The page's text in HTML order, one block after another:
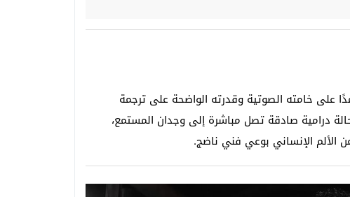
على خامته الصوتية وقدرته الواضحة على ترجمة
درامية صادقة تصل مباشرة إلى وجدان المستمع،
الألم الإنساني بوعي فني ناضج.